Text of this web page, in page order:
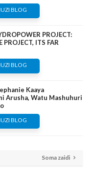
BLOG
PROJECT:
PROJECT, ITS FAR
BLOG
Kaaya
Arusha, Watu Mashuhuri
BLOG
Soma zaidi